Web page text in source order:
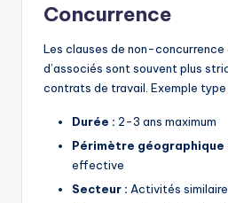
Concurrence
Les clauses de non-concurrence
d’associés sont souvent plus
contrats de travail. Exemple type
Durée : 2-3 ans maximum
Périmètre géographique
effective
Secteur : Activités